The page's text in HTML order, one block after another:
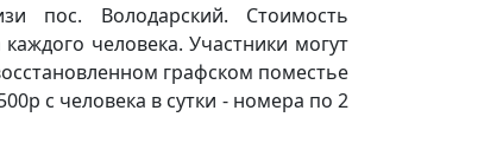
пос. Володарский. Стоимость
человека. Участники могут
графском поместье
с человека в сутки - номера по 2